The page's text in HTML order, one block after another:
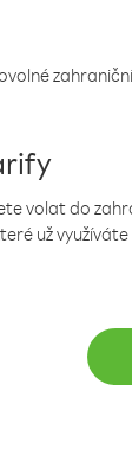
volat do
už využíváte